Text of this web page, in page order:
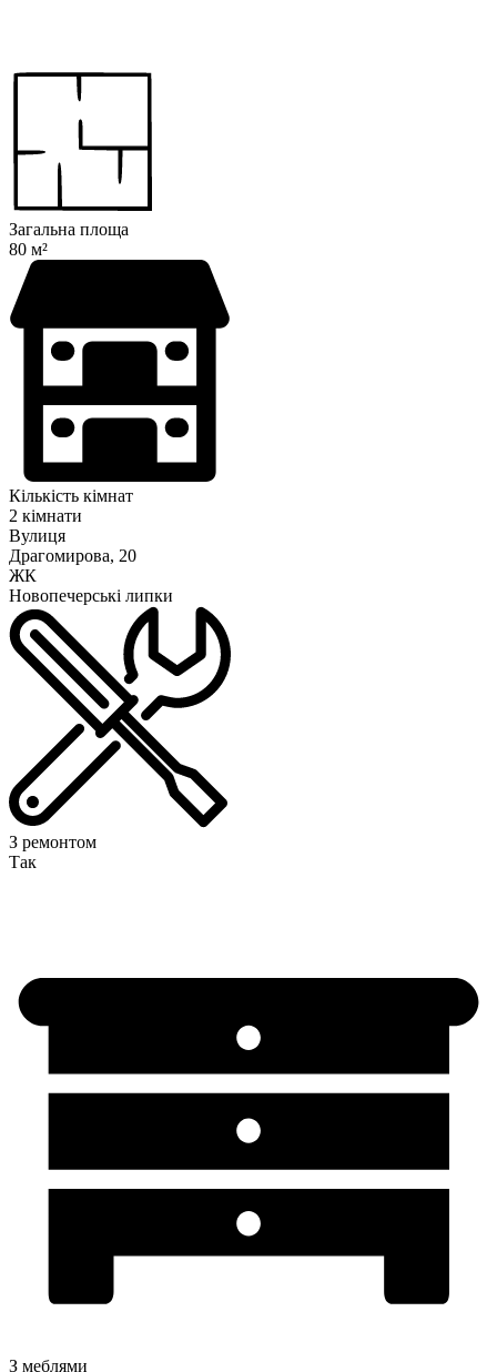
Загальна площа
80 м²
Кількість кімнат
2 кімнати
Вулиця
Драгомирова, 20
ЖК
Новопечерські липки
З ремонтом
Так
З меблями